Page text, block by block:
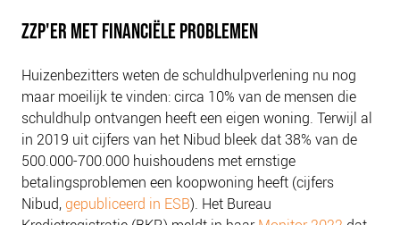
ZZP'ER MET FINANCIËLE PROBLEMEN
Huizenbezitters weten de schuldhulpverlening nu nog
maar moeilijk te vinden: circa 10% van de mensen die
schuldhulp ontvangen heeft een eigen woning. Terwijl al
in 2019 uit cijfers van het Nibud bleek dat 38% van de
500.000-700.000 huishoudens met ernstige
betalingsproblemen een koopwoning heeft (cijfers
Nibud, gepubliceerd in ESB). Het Bureau